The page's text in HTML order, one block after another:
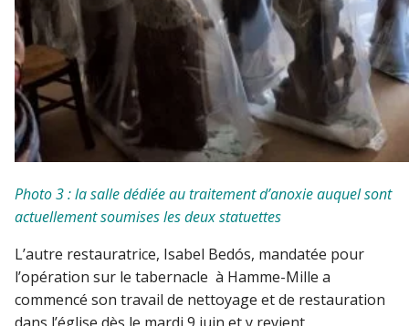
Photo 3 : la salle dédiée au traitement d’anoxie auquel sont
actuellement soumises les deux statuettes
L’autre restauratrice, Isabel Bedós, mandatée pour
l’opération sur le tabernacle à Hamme-Mille a
commencé son travail de nettoyage et de restauration